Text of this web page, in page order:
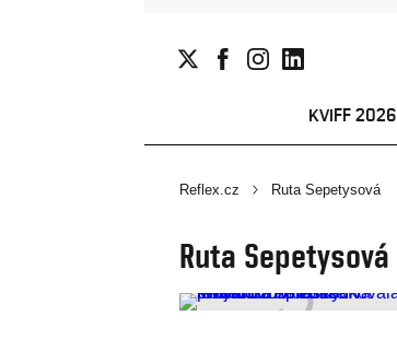
KVIFF 2026
Reflex.cz Ruta Sepetysová
Ruta Sepetysová